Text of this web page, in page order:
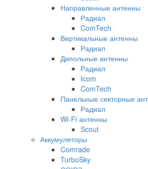
Направленные антенны
Радиал
ComTech
Вертикальные антенны
Радиал
Дипольные антенны
Радиал
Icom
ComTech
Панельные секторные
Радиал
Wi-Fi антенны
Scout
Аккумуляторы
Comrade
TurboSky